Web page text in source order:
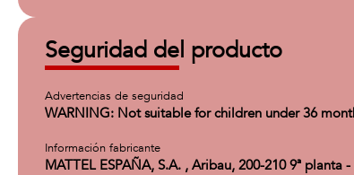
Seguridad del producto
Advertencias de seguridad
WARNING: Not suitable for children under 36
Información fabricante
MATTEL ESPAÑA, S.A. , Aribau, 200-210 9ª